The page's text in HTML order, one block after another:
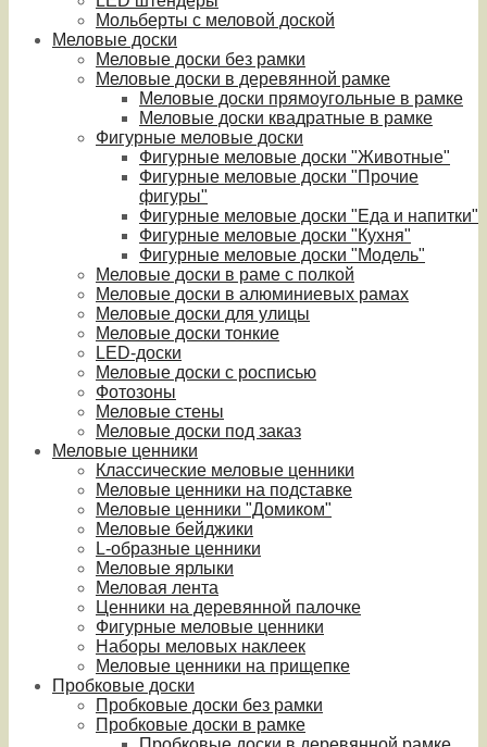
Мольберты с меловой доской
Меловые доски
Меловые доски без рамки
Меловые доски в деревянной рамке
Меловые доски прямоугольные в рамке
Меловые доски квадратные в рамке
Фигурные меловые доски
Фигурные меловые доски "Животные"
Фигурные меловые доски "Прочие
фигуры"
Фигурные меловые доски "Еда и напитки"
Фигурные меловые доски "Кухня"
Фигурные меловые доски "Модель"
Меловые доски в раме с полкой
Меловые доски в алюминиевых рамах
Меловые доски для улицы
Меловые доски тонкие
LED-доски
Меловые доски с росписью
Фотозоны
Меловые стены
Меловые доски под заказ
Меловые ценники
Классические меловые ценники
Меловые ценники на подставке
Меловые ценники "Домиком"
Меловые бейджики
L-образные ценники
Меловые ярлыки
Меловая лента
Ценники на деревянной палочке
Фигурные меловые ценники
Наборы меловых наклеек
Меловые ценники на прищепке
Пробковые доски
Пробковые доски без рамки
Пробковые доски в рамке